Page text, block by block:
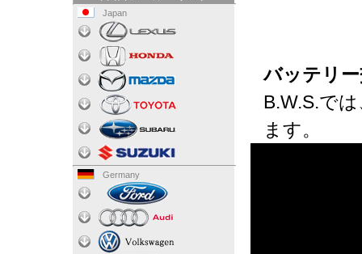
バッテリ
B.W.S.で
ます。
Japan
Germany